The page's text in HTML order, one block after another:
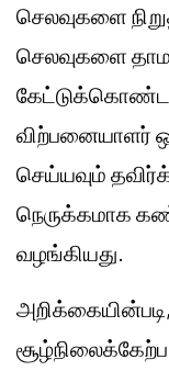
செலவுகளை
செலவுகளை
விற்பனையாளர்
செய்யவும்
நெருக்கமாக
வழங்கியது.